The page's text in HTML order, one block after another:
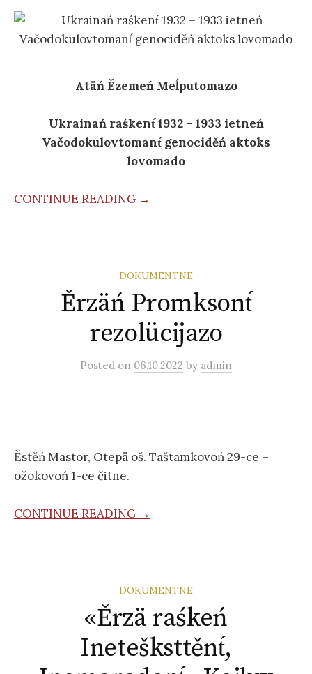
Atäń Ězemeń Meĺputomazo
Ukrainań raśkent́ 1932 – 1933 ietneń
Vačodokulovtomant́ genociděń aktoks
lovomado
CONTINUE READING →
DOKUMENTNE
Ěrzäń Promksont́
rezolücijazo
Posted on 06.10.2022 by admin
Ěstěń Mastor, Otepä oš. Taštamkovoń 29-ce –
ožokovoń 1-ce čitne.
CONTINUE READING →
DOKUMENTNE
«Ěrzä raśkeń
Inetešksttěnt́,